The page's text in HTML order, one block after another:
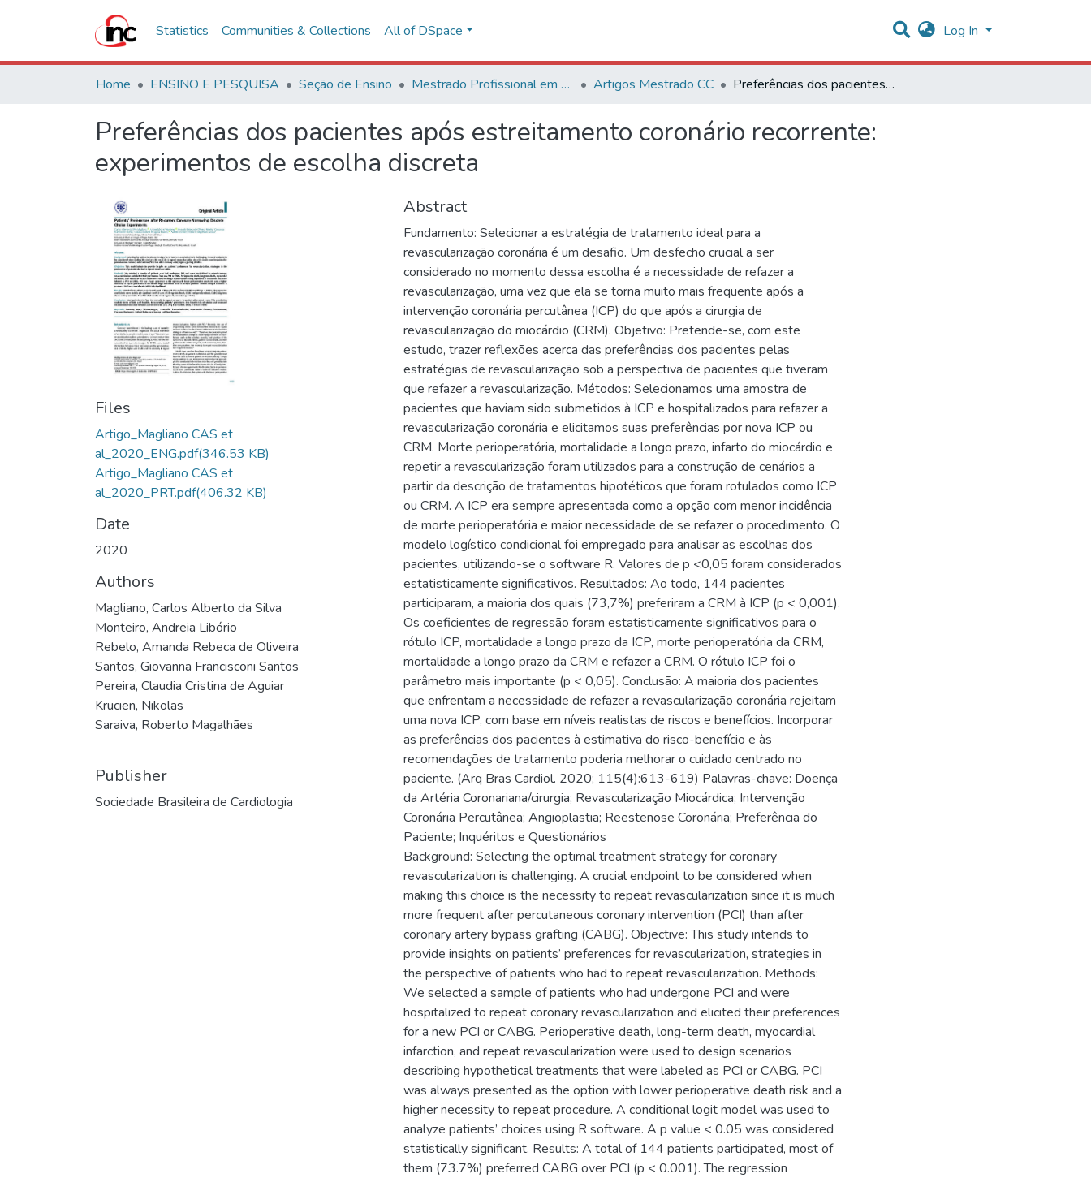
Statistics Communities & Collections All of DSpace Log In
Home ENSINO E PESQUISA Seção de Ensino Mestrado Profissional em Ciências Cardiovasculares Artigos Mestrado CC Preferências dos pacientes após estreitamento coronário recorrente: experimentos de escolha discreta
Preferências dos pacientes após estreitamento coronário recorrente:
experimentos de escolha discreta
Files
Artigo_Magliano CAS et
al_2020_ENG.pdf(346.53 KB)
Artigo_Magliano CAS et
al_2020_PRT.pdf(406.32 KB)
Date
2020
Authors
Magliano, Carlos Alberto da Silva
Monteiro, Andreia Libório
Rebelo, Amanda Rebeca de Oliveira
Santos, Giovanna Francisconi Santos
Pereira, Claudia Cristina de Aguiar
Krucien, Nikolas
Saraiva, Roberto Magalhães
Publisher
Sociedade Brasileira de Cardiologia
Abstract
Fundamento: Selecionar a estratégia de tratamento ideal para a
revascularização coronária é um desafio. Um desfecho crucial a ser
considerado no momento dessa escolha é a necessidade de refazer a
revascularização, uma vez que ela se torna muito mais frequente após a
intervenção coronária percutânea (ICP) do que após a cirurgia de
revascularização do miocárdio (CRM). Objetivo: Pretende-se, com este
estudo, trazer reflexões acerca das preferências dos pacientes pelas
estratégias de revascularização sob a perspectiva de pacientes que tiveram
que refazer a revascularização. Métodos: Selecionamos uma amostra de
pacientes que haviam sido submetidos à ICP e hospitalizados para refazer a
revascularização coronária e elicitamos suas preferências por nova ICP ou
CRM. Morte perioperatória, mortalidade a longo prazo, infarto do miocárdio e
repetir a revascularização foram utilizados para a construção de cenários a
partir da descrição de tratamentos hipotéticos que foram rotulados como ICP
ou CRM. A ICP era sempre apresentada como a opção com menor incidência
de morte perioperatória e maior necessidade de se refazer o procedimento. O
modelo logístico condicional foi empregado para analisar as escolhas dos
pacientes, utilizando-se o software R. Valores de p <0,05 foram considerados
estatisticamente significativos. Resultados: Ao todo, 144 pacientes
participaram, a maioria dos quais (73,7%) preferiram a CRM à ICP (p < 0,001).
Os coeficientes de regressão foram estatisticamente significativos para o
rótulo ICP, mortalidade a longo prazo da ICP, morte perioperatória da CRM,
mortalidade a longo prazo da CRM e refazer a CRM. O rótulo ICP foi o
parâmetro mais importante (p < 0,05). Conclusão: A maioria dos pacientes
que enfrentam a necessidade de refazer a revascularização coronária rejeitam
uma nova ICP, com base em níveis realistas de riscos e benefícios. Incorporar
as preferências dos pacientes à estimativa do risco-benefício e às
recomendações de tratamento poderia melhorar o cuidado centrado no
paciente. (Arq Bras Cardiol. 2020; 115(4):613-619) Palavras-chave: Doença
da Artéria Coronariana/cirurgia; Revascularização Miocárdica; Intervenção
Coronária Percutânea; Angioplastia; Reestenose Coronária; Preferência do
Paciente; Inquéritos e Questionários
Background: Selecting the optimal treatment strategy for coronary
revascularization is challenging. A crucial endpoint to be considered when
making this choice is the necessity to repeat revascularization since it is much
more frequent after percutaneous coronary intervention (PCI) than after
coronary artery bypass grafting (CABG). Objective: This study intends to
provide insights on patients’ preferences for revascularization, strategies in
the perspective of patients who had to repeat revascularization. Methods:
We selected a sample of patients who had undergone PCI and were
hospitalized to repeat coronary revascularization and elicited their preferences
for a new PCI or CABG. Perioperative death, long-term death, myocardial
infarction, and repeat revascularization were used to design scenarios
describing hypothetical treatments that were labeled as PCI or CABG. PCI
was always presented as the option with lower perioperative death risk and a
higher necessity to repeat procedure. A conditional logit model was used to
analyze patients’ choices using R software. A p value < 0.05 was considered
statistically significant. Results: A total of 144 patients participated, most of
them (73.7%) preferred CABG over PCI (p < 0.001). The regression